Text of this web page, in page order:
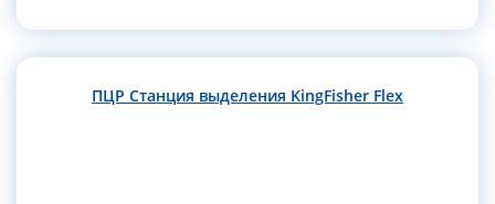
ПЦР Станция выделения KingFisher Flex